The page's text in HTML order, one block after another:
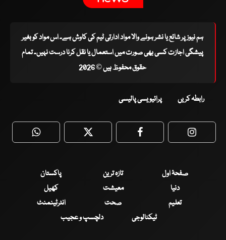
ہم نیوز پر شائع یا نشر ہونے والا مواد ادارتی ٹیم کی کاوش ہے۔ اس مواد کو بغیر
پیشگی اجازت کسی بھی صورت میں استعمال یا نقل کرنا درست نہیں۔ تمام
حقوق محفوظ ہیں © 2026
رابطہ کریں پرائیویسی پالیسی
WhatsApp Twitter Facebook
صفحۂ اول تازہ ترین
پاکستان
دنیا
معیشت
کھیل
تعلیم
صحت
انٹرٹینمنٹ
ٹیکنالوجی
دلچسپ و عجیب